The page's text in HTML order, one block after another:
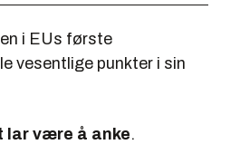
i EUs første
vesentlige punkter i sin
lar være å anke.